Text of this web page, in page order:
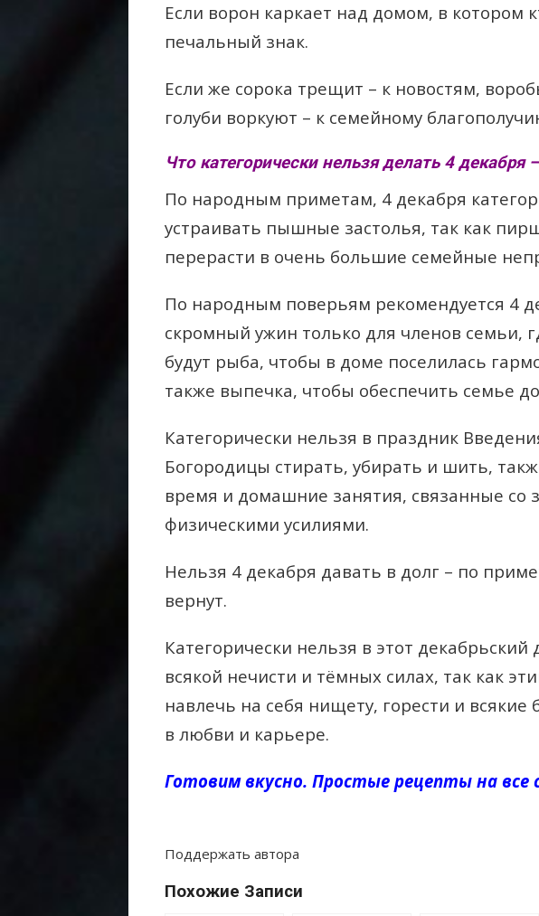
Если ворон каркает над домом, в котором
печальный знак.
Если же сорока трещит – к новостям,
голуби воркуют – к семейному
Что категорически нельзя делать 4 декабря
По народным приметам, 4 декабря
устраивать пышные застолья, так как
перерасти в очень большие семейные
По народным поверьям рекомендуется 4
скромный ужин только для членов семьи,
будут рыба, чтобы в доме поселилась
также выпечка, чтобы обеспечить семье
Категорически нельзя в праздник
Богородицы стирать, убирать и шить,
время и домашние занятия, связанные со
физическими усилиями.
Нельзя 4 декабря давать в долг – по
вернут.
Категорически нельзя в этот
всякой нечисти и тёмных силах, так как
навлечь на себя нищету, горести и всякие
в любви и карьере.
Готовим вкусно. Простые рецепты на все
Поддержать автора
Похожие Записи